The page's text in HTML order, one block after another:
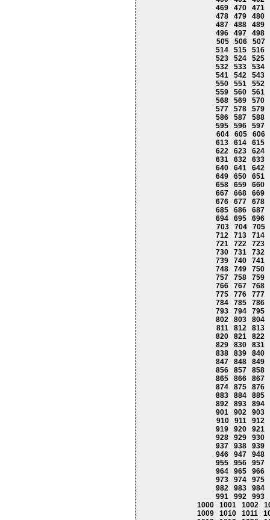
469
470
471
478
479
480
487
488
489
496
497
498
505
506
507
514
515
516
523
524
525
532
533
534
541
542
543
550
551
552
559
560
561
568
569
570
577
578
579
586
587
588
595
596
597
604
605
606
613
614
615
622
623
624
631
632
633
640
641
642
649
650
651
658
659
660
667
668
669
676
677
678
685
686
687
694
695
696
703
704
705
712
713
714
721
722
723
730
731
732
739
740
741
748
749
750
757
758
759
766
767
768
775
776
777
784
785
786
793
794
795
802
803
804
811
812 813
820
821
822
829
830
831
838
839
840
847
848
849
856
857
858
865
866
867
874
875
876
883
884
885
892
893
894
901
902
903
910
911 912
919
920
921
928
929
930
937
938
939
946
947
948
955
956
957
964
965
966
973
974
975
982
983
984
991
992
993
1000
1001 1002
1009
1010 1011